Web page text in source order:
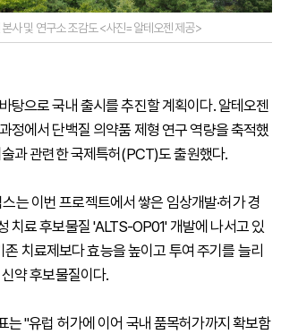
사 및 연구소 조감도 <사진=알테오젠 제공>
탕으로 국내 출시를 추진할 계획이다. 알테오젠
정에서 단백질 의약품 제형 연구 역량을 축적했
과 관련한 국제특허(PCT)도 출원했다.
는 이번 프로젝트에서 쌓은 임상개발·허가 경
치료 후보물질 'ALTS-OP01' 개발에 나서고 있
치료제보다 효능을 높이고 투여 주기를 늘리
약 후보물질이다.
는 "유럽 허가에 이어 국내 품목허가까지 확보함